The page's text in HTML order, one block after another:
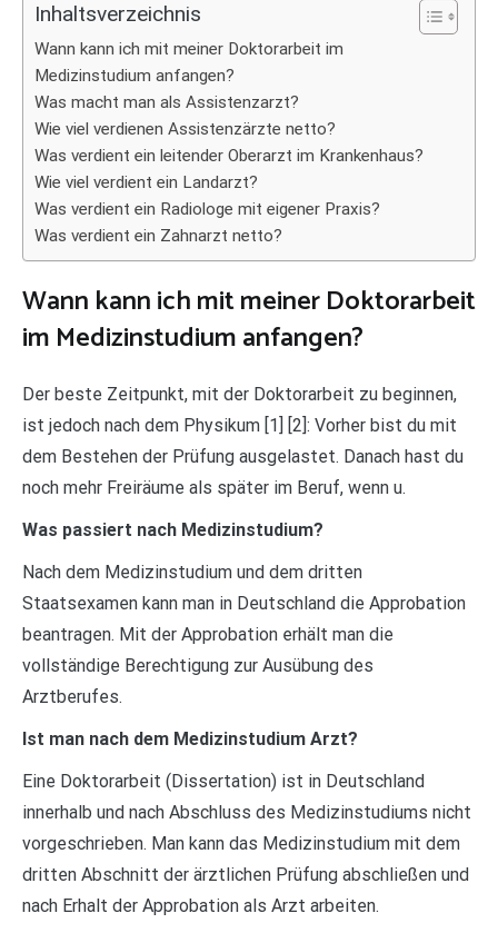
Inhaltsverzeichnis
Wann kann ich mit meiner Doktorarbeit im
Medizinstudium anfangen?
Was macht man als Assistenzarzt?
Wie viel verdienen Assistenzärzte netto?
Was verdient ein leitender Oberarzt im Krankenhaus?
Wie viel verdient ein Landarzt?
Was verdient ein Radiologe mit eigener Praxis?
Was verdient ein Zahnarzt netto?
Wann kann ich mit meiner Doktorarbeit
im Medizinstudium anfangen?
Der beste Zeitpunkt, mit der Doktorarbeit zu beginnen,
ist jedoch nach dem Physikum [1] [2]: Vorher bist du mit
dem Bestehen der Prüfung ausgelastet. Danach hast du
noch mehr Freiräume als später im Beruf, wenn u.
Was passiert nach Medizinstudium?
Nach dem Medizinstudium und dem dritten
Staatsexamen kann man in Deutschland die Approbation
beantragen. Mit der Approbation erhält man die
vollständige Berechtigung zur Ausübung des
Arztberufes.
Ist man nach dem Medizinstudium Arzt?
Eine Doktorarbeit (Dissertation) ist in Deutschland
innerhalb und nach Abschluss des Medizinstudiums nicht
vorgeschrieben. Man kann das Medizinstudium mit dem
dritten Abschnitt der ärztlichen Prüfung abschließen und
nach Erhalt der Approbation als Arzt arbeiten.